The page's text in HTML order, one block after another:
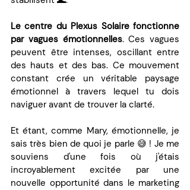
Le centre du Plexus Solaire fonctionne
par vagues émotionnelles. Ces vagues
peuvent être intenses, oscillant entre
des hauts et des bas. Ce mouvement
constant crée un véritable paysage
émotionnel à travers lequel tu dois
naviguer avant de trouver la clarté.
Et étant, comme Mary, émotionnelle, je
sais très bien de quoi je parle 😅 ! Je me
souviens d'une fois où j'étais
incroyablement excitée par une
nouvelle opportunité dans le marketing